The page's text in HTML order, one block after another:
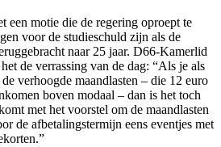
een motie die de regering oproept te
voor de studieschuld zijn als de
naar 25 jaar. D66-Kamerlid
de verrassing van de dag: “Als je als
verhoogde maandlasten – die 12 euro
boven modaal – dan is het toch
met het voorstel om de maandlasten
de afbetalingstermijn eens eventjes met